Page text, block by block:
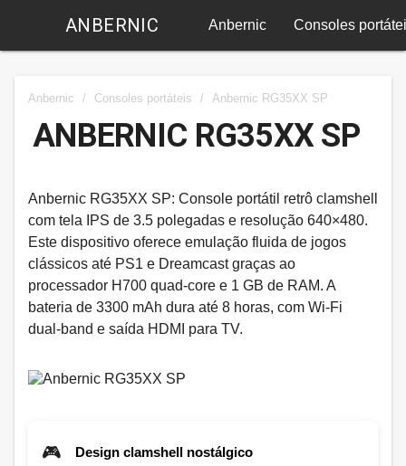
ANBERNIC Anbernic Consoles
Anbernic / Consoles portáteis / Anbernic RG35XX SP
ANBERNIC RG35XX SP
Anbernic RG35XX SP: Console portátil retrô clamshell
com tela IPS de 3.5 polegadas e resolução 640×480.
Este dispositivo oferece emulação fluida de jogos
clássicos até PS1 e Dreamcast graças ao
processador H700 quad-core e 1 GB de RAM. A
bateria de 3300 mAh dura até 8 horas, com Wi-Fi
dual-band e saída HDMI para TV.
🎮 Design clamshell nostálgico